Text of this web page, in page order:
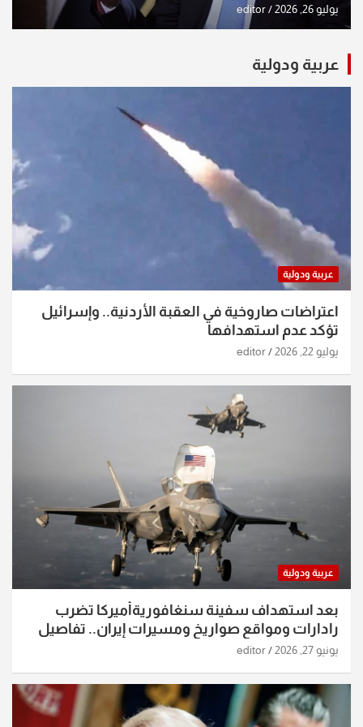
يوليو 26, 2026 editor
عربية ودولية
عربية ودولية
اعتراضات صاروخية في العقبة الأردنية.. وإسرائيل
تؤكد عدم استهدافها
يوليو 22, 2026 editor
عربية ودولية
بعد استهداف سفينة سنغافوريةأميركا تضرب
رادارات ومواقع صواريخ ومسيرات إيران.. تفاصيل
الساعات الماضية
يونيو 27, 2026 editor